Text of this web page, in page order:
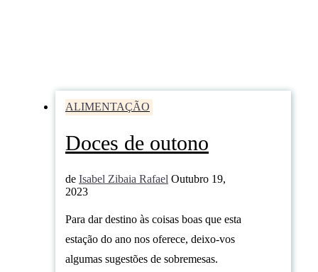
ALIMENTAÇÃO
Doces de outono
de Isabel Zibaia Rafael Outubro 19,
2023
Para dar destino às coisas boas que esta
estação do ano nos oferece, deixo-vos
algumas sugestões de sobremesas.